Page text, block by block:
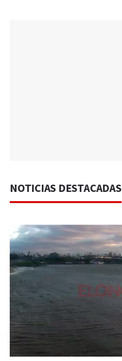
NOTICIAS DESTACADAS